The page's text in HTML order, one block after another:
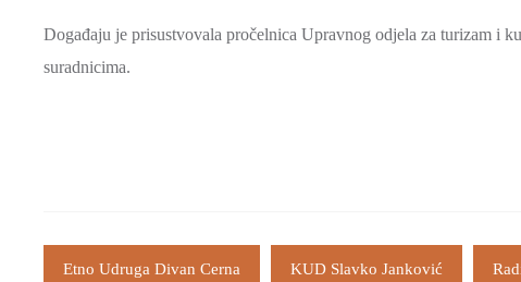
Događaju je prisustvovala pročelnica Upravnog odjela za turizam i
suradnicima.
Etno Udruga Divan Cerna KUD Slavko Janković